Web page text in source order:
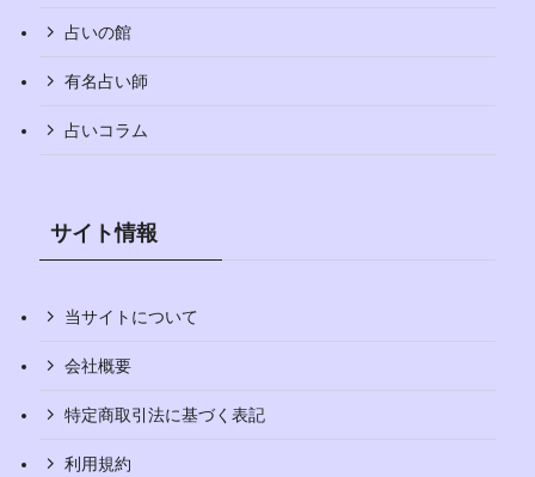
占いの館
有名占い師
占いコラム
サイト情報
当サイトについて
会社概要
特定商取引法に基づく表記
利用規約